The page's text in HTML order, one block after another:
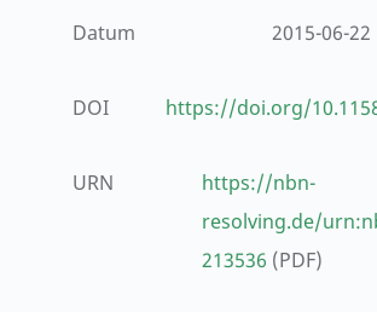
Datum 2015-06-22
DOI https://doi.org/
URN
https://nbn-
resolving.de/
213536 (PDF)